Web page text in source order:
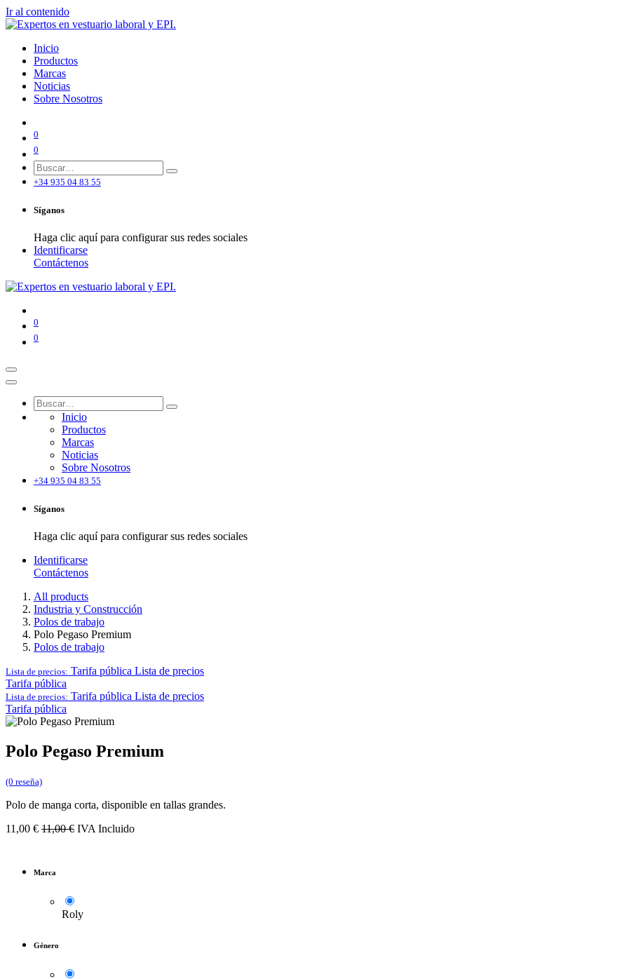
Ir al contenido
Inicio
Productos
Marcas
Noticias
Sobre Nosotros
0
0
+34 935 04 83 55
Síganos
Haga clic aquí para configurar sus redes sociales
Identificarse
Contáctenos
0
0
Inicio
Productos
Marcas
Noticias
Sobre Nosotros
+34 935 04 83 55
Síganos
Haga clic aquí para configurar sus redes sociales
Identificarse
Contáctenos
All products
Industria y Construcción
Polos de trabajo
Polo Pegaso Premium
Polos de trabajo
Lista de precios: Tarifa pública Lista de precios
Tarifa pública
Lista de precios: Tarifa pública Lista de precios
Tarifa pública
Polo Pegaso Premium
(0 reseña)
Polo de manga corta, disponible en tallas grandes.
11,00 € 11,00€ IVA Incluido
Marca
Roly
Género